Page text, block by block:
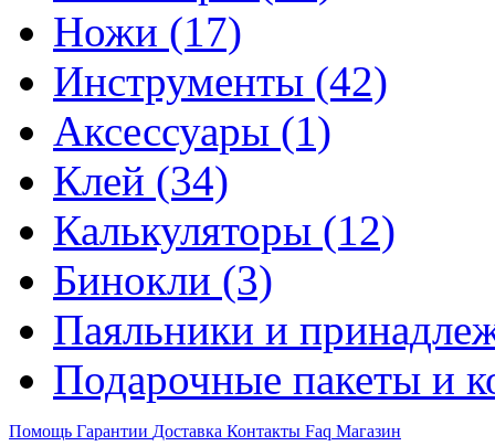
Ножи (17)
Инструменты (42)
Аксессуары (1)
Клей (34)
Калькуляторы (12)
Бинокли (3)
Паяльники и
Подарочные пакеты и
Помощь Гарантии Доставка Контакты Faq Магазин